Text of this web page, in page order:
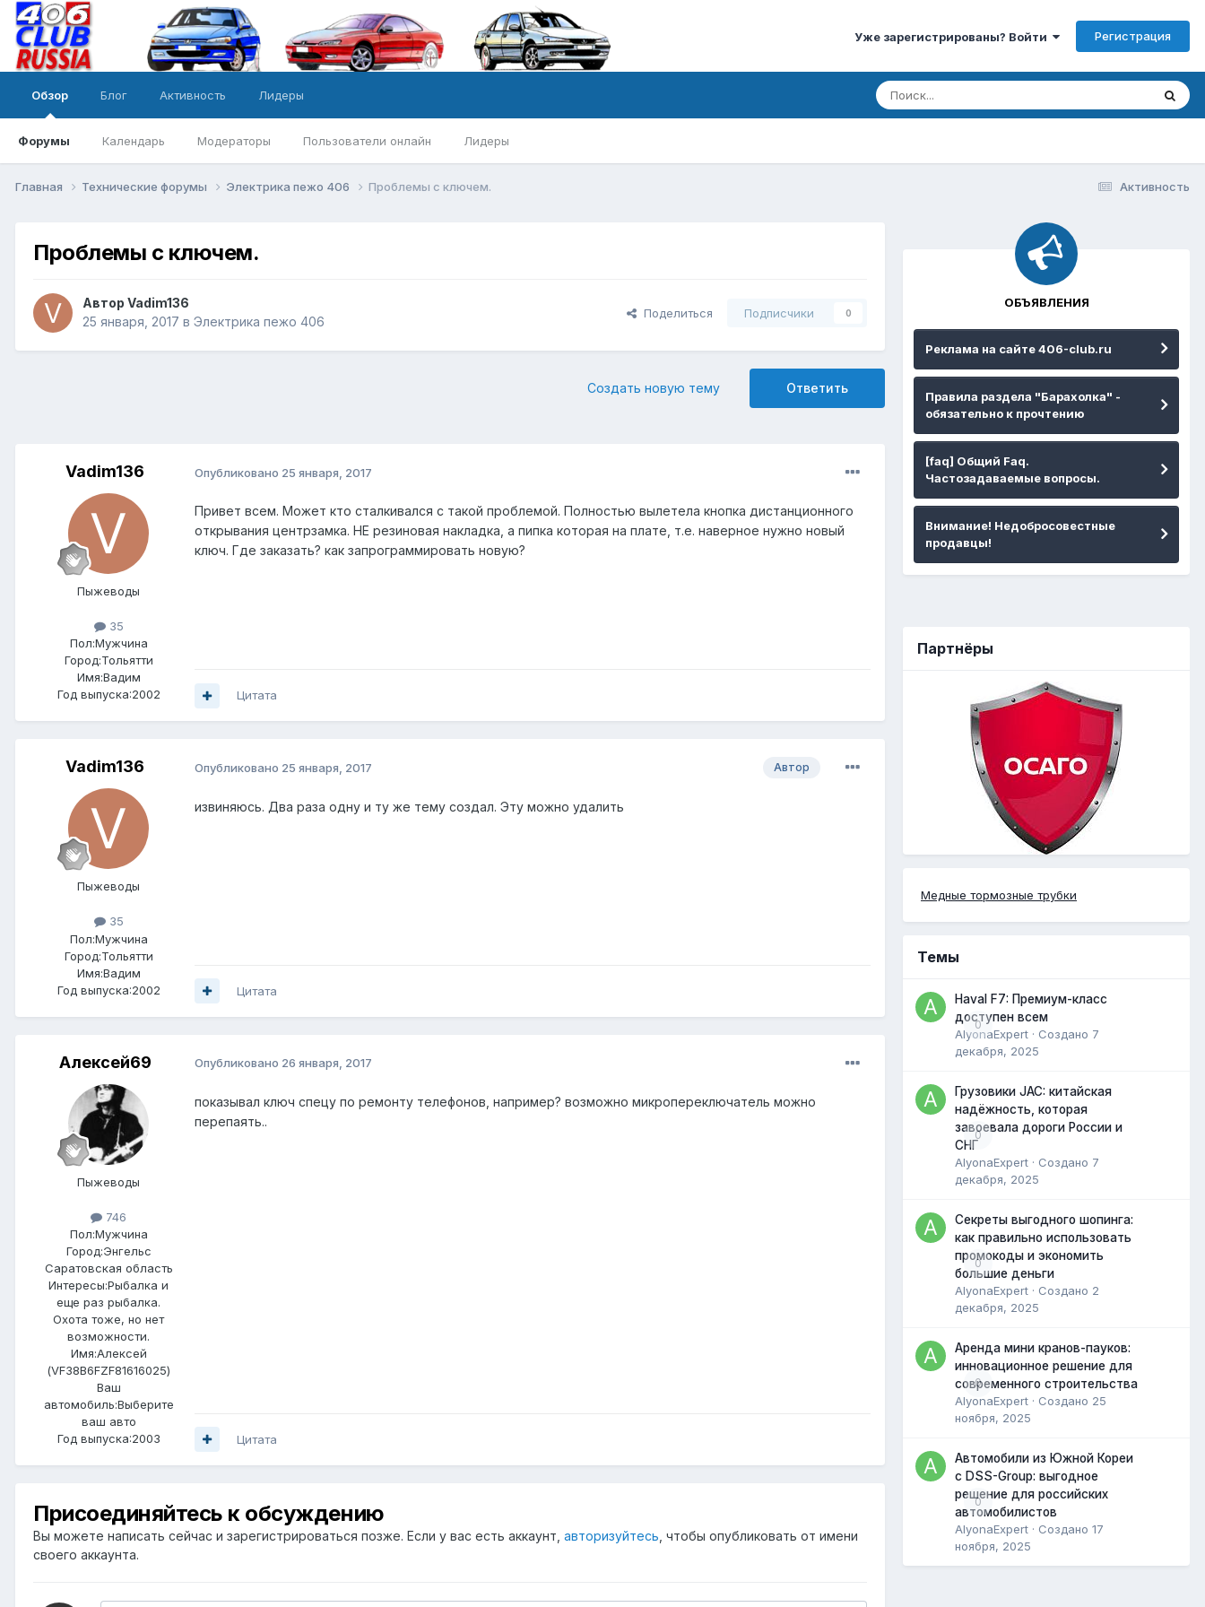
Уже зарегистрированы? Войти Регистрация
Обзор
Форумы Календарь Модераторы Пользователи онлайн Лидеры
Блог Активность Лидеры
Активность
Главная Технические форумы Электрика пежо 406 Проблемы с ключем.
Проблемы с ключем.
Автор Vadim136
25 января, 2017 в Электрика пежо 406
Поделиться Подписчики 0
Ответить
Создать новую тему
Vadim136
Пыжеводы
35
Пол:Мужчина
Город:Тольятти
Имя:Вадим
Год выпуска:2002
Опубликовано 25 января, 2017
Привет всем. Может кто сталкивался с такой проблемой. Полностью вылетела кнопка дистанционного
открывания центрзамка. НЕ резиновая накладка, а пипка которая на плате, т.е. наверное нужно новый
ключ. Где заказать? как запрограммировать новую?
Цитата
Vadim136
Пыжеводы
35
Пол:Мужчина
Город:Тольятти
Имя:Вадим
Год выпуска:2002
Автор
Опубликовано 25 января, 2017
извиняюсь. Два раза одну и ту же тему создал. Эту можно удалить
Цитата
Алексей69
Пыжеводы
746
Пол:Мужчина
Город:Энгельс
Саратовская область
Интересы:Рыбалка и
еще раз рыбалка.
Охота тоже, но нет
возможности.
Имя:Алексей
(VF38B6FZF81616025)
Ваш
автомобиль:Выберите
ваш авто
Год выпуска:2003
Опубликовано 26 января, 2017
показывал ключ спецу по ремонту телефонов, например? возможно микропереключатель можно
перепаять..
Цитата
Присоединяйтесь к обсуждению
Вы можете написать сейчас и зарегистрироваться позже. Если у вас есть аккаунт, авторизуйтесь , чтобы опубликовать от имени
своего аккаунта.
ОБЪЯВЛЕНИЯ
Реклама на сайте 406-club.ru
Правила раздела "Барахолка" -
обязательно к прочтению
[faq] Общий Faq.
Частозадаваемые вопросы.
Внимание! Недобросовестные
продавцы!
Партнёры
Медные тормозные трубки
Темы
0
Haval F7: Премиум-класс
доступен всем
AlyonaExpert · Создано 7
декабря, 2025
0
Грузовики JAC: китайская
надёжность, которая
завоевала дороги России и
СНГ
AlyonaExpert · Создано 7
декабря, 2025
0
Секреты выгодного шопинга:
как правильно использовать
промокоды и экономить
большие деньги
AlyonaExpert · Создано 2
декабря, 2025
0
Аренда мини кранов-пауков:
инновационное решение для
современного строительства
AlyonaExpert · Создано 25
ноября, 2025
0
Автомобили из Южной Кореи
с DSS-Group: выгодное
решение для российских
автомобилистов
AlyonaExpert · Создано 17
ноября, 2025